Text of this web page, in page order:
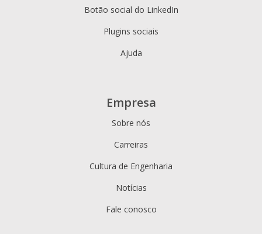
Botão social do LinkedIn
Plugins sociais
Ajuda
Empresa
Sobre nós
Carreiras
Cultura de Engenharia
Notícias
Fale conosco